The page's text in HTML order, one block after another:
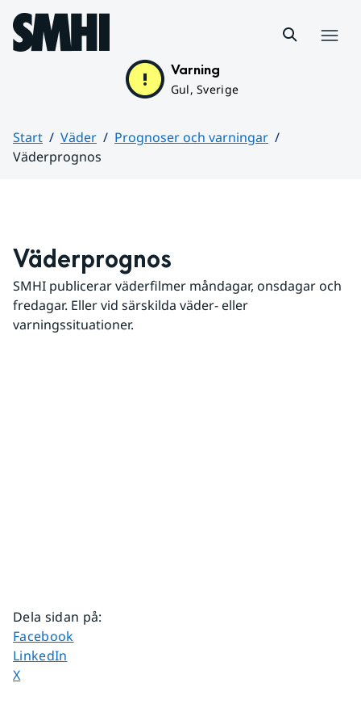
Hoppa till sidans innehåll
Varning
Gul, Sverige
Start Väder
Prognoser och varningar
Väderprognos
Väderprognos
SMHI publicerar väderfilmer måndagar, onsdagar och
fredagar. Eller vid särskilda väder- eller
varningssituationer.
Dela sidan på:
Dela sidan på
Facebook
Dela sidan på
LinkedIn
Dela sidan på
X